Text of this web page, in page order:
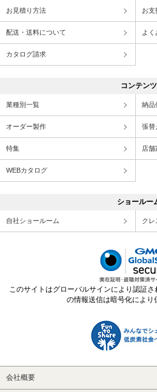
お見積り方法 お支
配送・送料について よく
カタログ請求
コンテンツ
業種別一覧 納品
オーダー製作 張替
特集 店舗
WEBカタログ
ショールー
自社ショールーム クレ
このサイトはグローバルサインにより認証
の情報送信は暗号化により
会社概要